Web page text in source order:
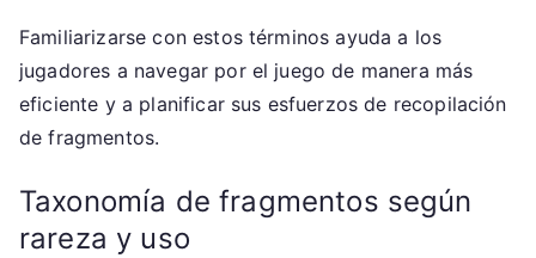
Familiarizarse con estos términos ayuda a los
jugadores a navegar por el juego de manera más
eficiente y a planificar sus esfuerzos de recopilación
de fragmentos.
Taxonomía de fragmentos según
rareza y uso